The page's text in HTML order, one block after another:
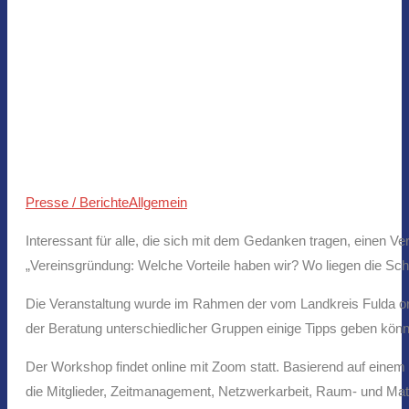
Presse / BerichteAllgemein
Interessant für alle, die sich mit dem Gedanken tragen, einen
„Vereinsgründung: Welche Vorteile haben wir? Wo liegen die
Die Veranstaltung wurde im Rahmen der vom Landkreis Fulda
der Beratung unterschiedlicher Gruppen einige Tipps geben
Der Workshop findet online mit Zoom statt. Basierend auf
die Mitglieder, Zeitmanagement, Netzwerkarbeit, Raum- und